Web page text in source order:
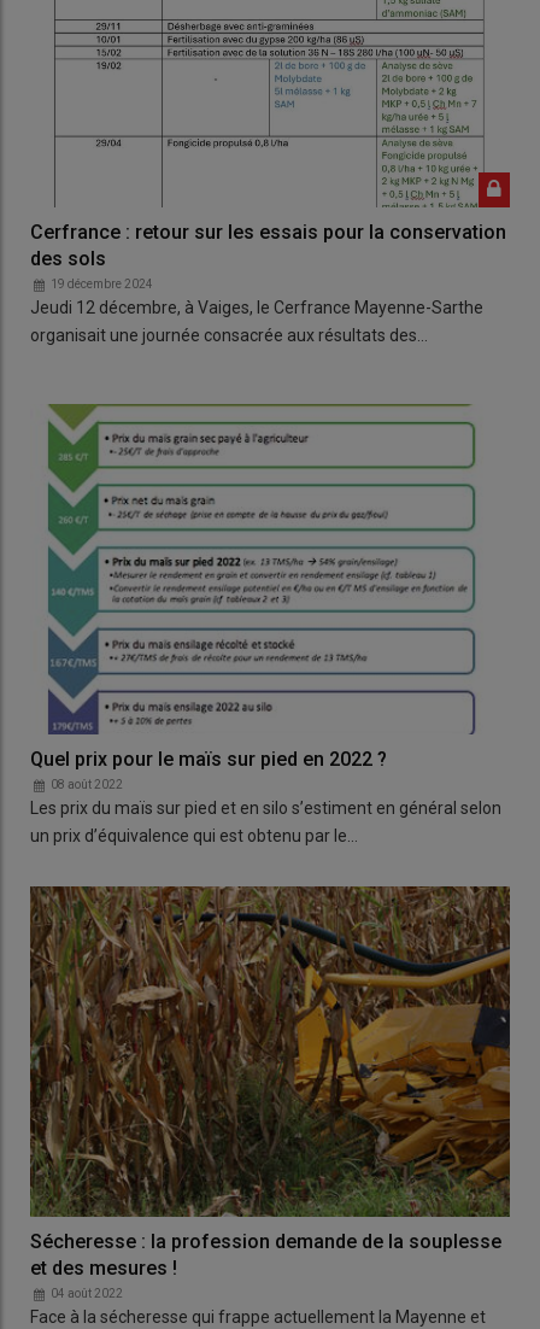
Cerfrance : retour sur les essais pour la conservation
des sols
19 décembre 2024
Jeudi 12 décembre, à Vaiges, le Cerfrance Mayenne-Sarthe
organisait une journée consacrée aux résultats des…
Quel prix pour le maïs sur pied en 2022 ?
08 août 2022
Les prix du maïs sur pied et en silo s’estiment en général selon
un prix d’équivalence qui est obtenu par le…
Sécheresse : la profession demande de la souplesse
et des mesures !
04 août 2022
Face à la sécheresse qui frappe actuellement la Mayenne et